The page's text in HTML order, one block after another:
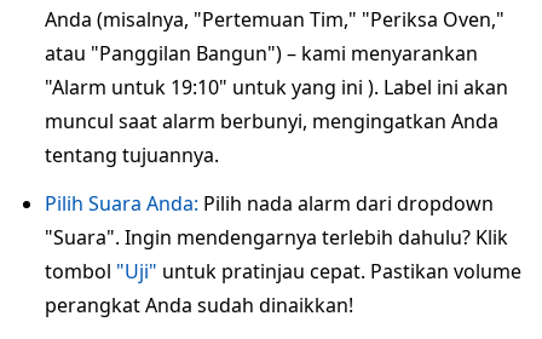
Anda (misalnya, "Pertemuan Tim," "Periksa Oven,"
atau "Panggilan Bangun") – kami menyarankan
"Alarm untuk 19:10" untuk yang ini ). Label ini akan
muncul saat alarm berbunyi, mengingatkan Anda
tentang tujuannya.
Pilih Suara Anda: Pilih nada alarm dari dropdown
"Suara". Ingin mendengarnya terlebih dahulu? Klik
tombol "Uji" untuk pratinjau cepat. Pastikan volume
perangkat Anda sudah dinaikkan!